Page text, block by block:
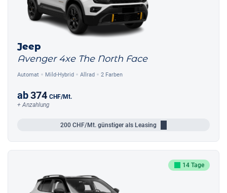
Jeep
Avenger 4xe The North Face
Automat Mild-Hybrid Allrad 2 Farben
ab374 CHF/Mt.
+ Anzahlung
200 CHF/Mt. günstiger als Leasing
14 Tage